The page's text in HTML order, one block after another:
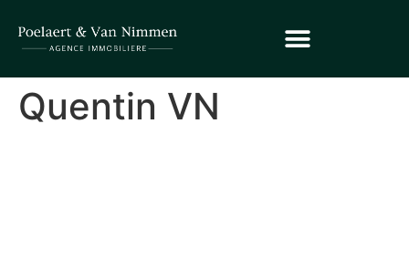
Quentin VN